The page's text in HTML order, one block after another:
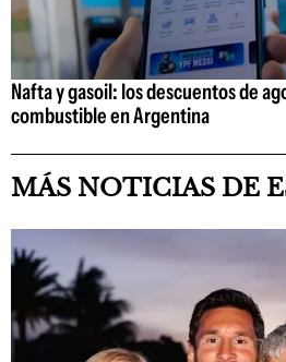
Nafta y gasoil: los descuentos de
combustible en Argentina
MÁS NOTICIAS DE